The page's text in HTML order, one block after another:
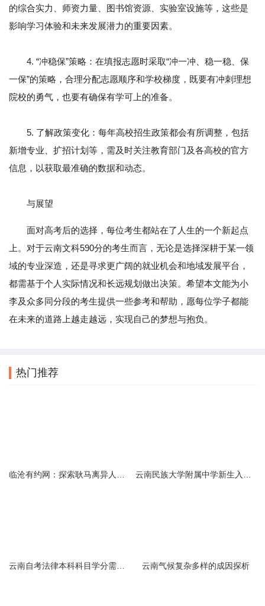
的综合实力、师资力量、图书馆资源、实验室设施等，这些是
影响学习体验和未来发展潜力的重要因素。
4. “冲稳保”策略：在填报志愿时采取“冲一冲、稳一稳、保
一保”的策略，合理分配志愿顺序和学校梯度，既要有冲刺理想
院校的勇气，也要有确保有学可上的准备。
5. 了解政策变化：每年高校招生政策都会有所调整，包括
新增专业、扩招计划等，需及时关注教育部门及各高校的官方
信息，以获取最准确的数据和动态。
与展望
面对高考后的选择，每位考生都站在了人生的一个新起点
上。对于云南文科590分的考生而言，无论是选择深耕于某一领
域的专业深造，还是寻求更广阔的就业机会和地域发展平台，
都需基于个人实际情况和长远规划做出决策。希望本文能为小
李及众多同分段的考生提供一些参考和帮助，愿每位学子都能
在未来的道路上越走越远，实现自己的梦想与抱负。
热门推荐
云南气候复杂多样的成因探析